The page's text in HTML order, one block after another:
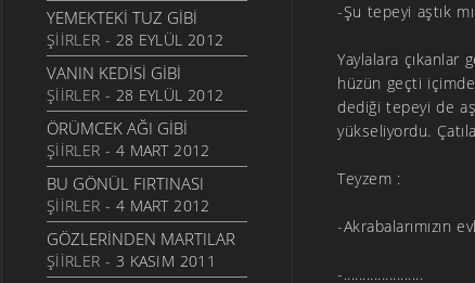
YEMEKTEKI TUZ GIBI
ŞIIRLER - 28 EYLÜL 2012
VANIN KEDISI GIBI
ŞIIRLER - 28 EYLÜL 2012
ÖRÜMCEK AĞI GIBI
ŞIIRLER - 4 MART 2012
BU GÖNÜL FIRTINASI
ŞIIRLER - 4 MART 2012
GÖZLERINDEN MARTILAR
ŞIIRLER - 3 KASIM 2011
-Şu tepeyi aştık
Yaylalara çıkanlar
hüzün geçti
dediği tepeyi de
yükseliyordu.
Teyzem :
-Akrabalarımızın
-.....................